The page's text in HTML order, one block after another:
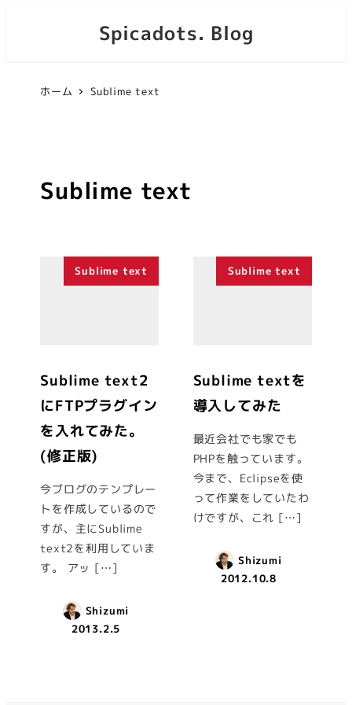
Spicadots. Blog
ホーム Sublime text
Sublime text
Sublime text
Sublime text2
にFTPプラグイン
を入れてみた。
(修正版)
今ブログのテンプレー
トを作成しているので
すが、主にSublime
text2を利用していま
す。 アッ […]
Shizumi
2013.2.5
Sublime text
Sublime textを
導入してみた
最近会社でも家でも
PHPを触っています。
今まで、Eclipseを使
って作業をしていたわ
けですが、これ […]
Shizumi
2012.10.8